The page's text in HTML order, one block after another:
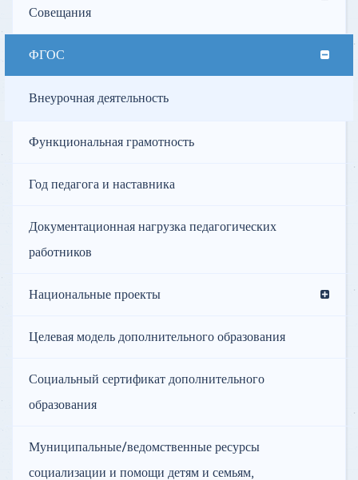
Совещания
ФГОС
Внеурочная деятельность
Функциональная грамотность
Год педагога и наставника
Документационная нагрузка педагогических
работников
Национальные проекты
Целевая модель дополнительного образования
Социальный сертификат дополнительного
образования
Муниципальные/ведомственные ресурсы
социализации и помощи детям и семьям,